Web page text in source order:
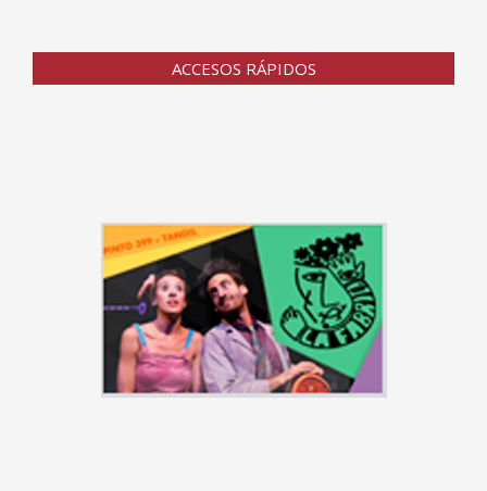
ACCESOS RÁPIDOS